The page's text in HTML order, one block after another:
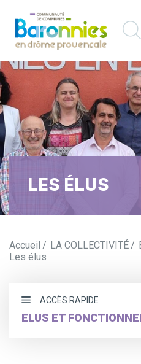
LES ÉLUS
Accueil LA COLLECTIVITÉ
Les élus
ACCÈS RAPIDE
ELUS ET